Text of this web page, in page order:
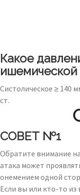
Какое
ишемической
Систолическое ≥ 140
ст.
СОВЕТ №1
Обратите внимание
атака может
онемением одной
Если вы или кто-то